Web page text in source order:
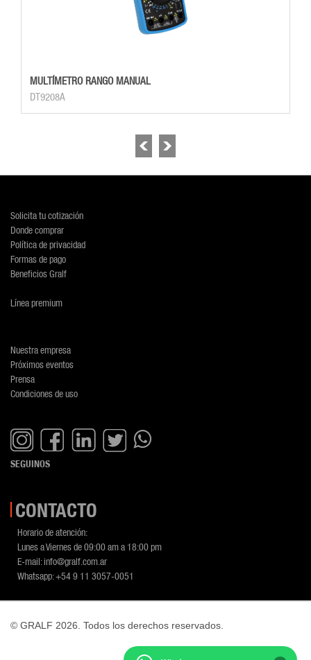
MULTÍMETRO RANGO MANUAL
DT9208A
Solicita tu cotización
Donde comprar
Política de privacidad
Formas de pago
Beneficios Gralf
Línea premium
Nuestra empresa
Próximos eventos
Prensa
Condiciones de uso
SEGUINOS
CONTACTO
Horario de atención:
Lunes a Viernes de 09:00 am a 18:00 pm
E-mail:info@gralf.com.ar
Whatsapp:+54 9 11 3057-0051
© GRALF 2026. Todos los derechos reservados.